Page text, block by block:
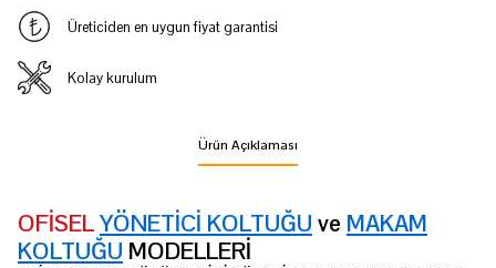
Üreticiden en uygun fiyat garantisi
Kolay kurulum
Ürün Açıklaması
OFİSELYÖNETİCİ KOLTUĞU ve MAKAM
KOLTUĞU MODELLERİ